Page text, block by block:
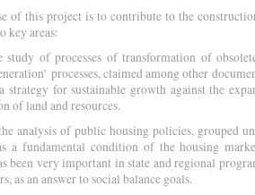
of this project is to contribute to the
key areas:
study of processes of transformation of
processes, claimed among other
strategy for sustainable growth against the
of land and resources.
analysis of public housing policies, grouped
a fundamental condition of the housing
been very important in state and regional
as an answer to social balance goals.